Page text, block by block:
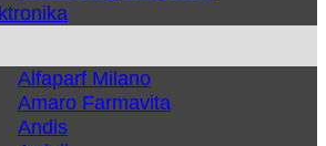
Alfaparf Milano
Amaro Farmavita
Andis